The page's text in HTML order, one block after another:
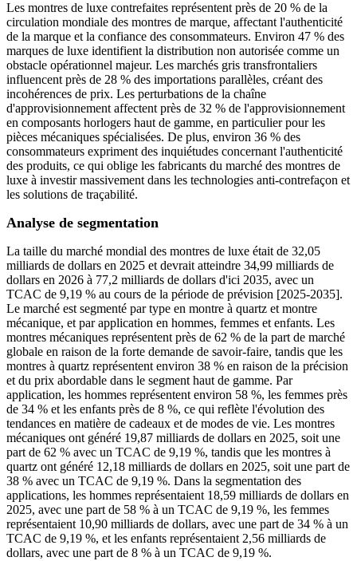
Les montres de luxe contrefaites représentent près de 20 % de la
circulation mondiale des montres de marque, affectant l'authenticité
de la marque et la confiance des consommateurs. Environ 47 % des
marques de luxe identifient la distribution non autorisée comme un
obstacle opérationnel majeur. Les marchés gris transfrontaliers
influencent près de 28 % des importations parallèles, créant des
incohérences de prix. Les perturbations de la chaîne
d'approvisionnement affectent près de 32 % de l'approvisionnement
en composants horlogers haut de gamme, en particulier pour les
pièces mécaniques spécialisées. De plus, environ 36 % des
consommateurs expriment des inquiétudes concernant l'authenticité
des produits, ce qui oblige les fabricants du marché des montres de
luxe à investir massivement dans les technologies anti-contrefaçon et
les solutions de traçabilité.
Analyse de segmentation
La taille du marché mondial des montres de luxe était de 32,05
milliards de dollars en 2025 et devrait atteindre 34,99 milliards de
dollars en 2026 à 77,2 milliards de dollars d'ici 2035, avec un
TCAC de 9,19 % au cours de la période de prévision [2025-2035].
Le marché est segmenté par type en montre à quartz et montre
mécanique, et par application en hommes, femmes et enfants. Les
montres mécaniques représentent près de 62 % de la part de marché
globale en raison de la forte demande de savoir-faire, tandis que les
montres à quartz représentent environ 38 % en raison de la précision
et du prix abordable dans le segment haut de gamme. Par
application, les hommes représentent environ 58 %, les femmes près
de 34 % et les enfants près de 8 %, ce qui reflète l'évolution des
tendances en matière de cadeaux et de modes de vie. Les montres
mécaniques ont généré 19,87 milliards de dollars en 2025, soit une
part de 62 % avec un TCAC de 9,19 %, tandis que les montres à
quartz ont généré 12,18 milliards de dollars en 2025, soit une part de
38 % avec un TCAC de 9,19 %. Dans la segmentation des
applications, les hommes représentaient 18,59 milliards de dollars en
2025, avec une part de 58 % à un TCAC de 9,19 %, les femmes
représentaient 10,90 milliards de dollars, avec une part de 34 % à un
TCAC de 9,19 %, et les enfants représentaient 2,56 milliards de
dollars, avec une part de 8 % à un TCAC de 9,19 %.